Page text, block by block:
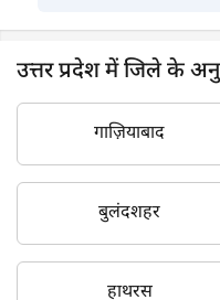
उत्तर प्रदेश में जिले के
गाज़ियाबाद
बुलंदशहर
हाथरस